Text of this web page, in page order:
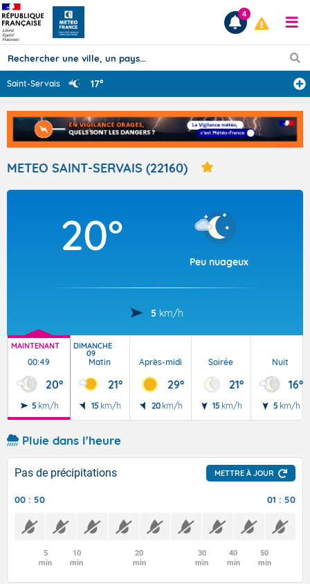
Prévisions
TOUS LES RÉSULTATS
Articles
4
Saint-Servais 17°
METEO SAINT-SERVAIS (22160)
20°
Peu nuageux
5 km/h
MAINTENANT
00:49
20°
5 km/h
DIMANCHE
09
Matin
21°
15 km/h
Après-midi
29°
20 km/h
Soirée
21°
15 km/h
Nuit
16°
5 km/h
Pluie dans l'heure
Pas de précipitations METTRE À JOUR
00 : 50 01 : 50
5
min
10
min
20
min
30
min
40
min
50
min